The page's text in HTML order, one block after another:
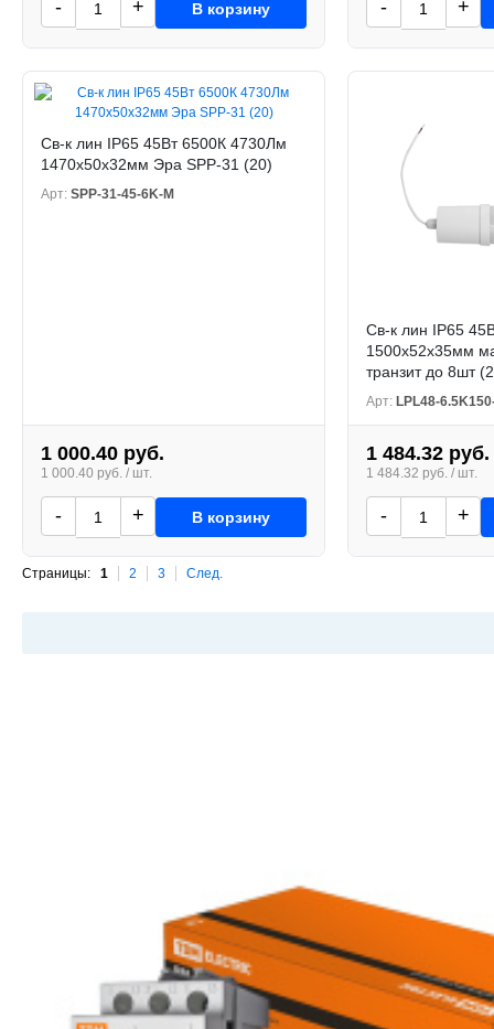
- + В корзину - +
Св-к лин IP65 45Вт 6500К 4730Лм
1470х50х32мм Эра SPP-31 (20)
Арт: SPP-31-45-6K-M
1 000.40 руб.
1 000.40 руб. / шт.
- + В корзину
Св-к лин IP65
1500х52х35мм
транзит до 8шт
Арт: LPL48-
1 484.32 руб.
1 484.32 руб. / шт.
- +
Страницы: 1 2 3 След.